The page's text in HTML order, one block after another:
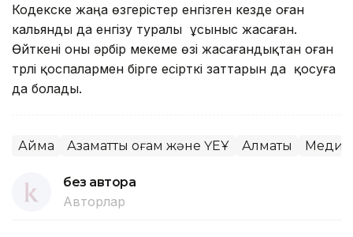
Кодекске жаңа өзгерістер енгізген кезде оған
кальянды да енгізу туралы ұсыныс жасаған.
Өйткені оны әрбір мекеме өзі жасағандықтан оған
түрлі қоспалармен бірге есірткі заттарын да қосуға
да болады.
Аймақ Азаматтық қоғам және ҮЕҰ Алматы
без автора
Авторлар